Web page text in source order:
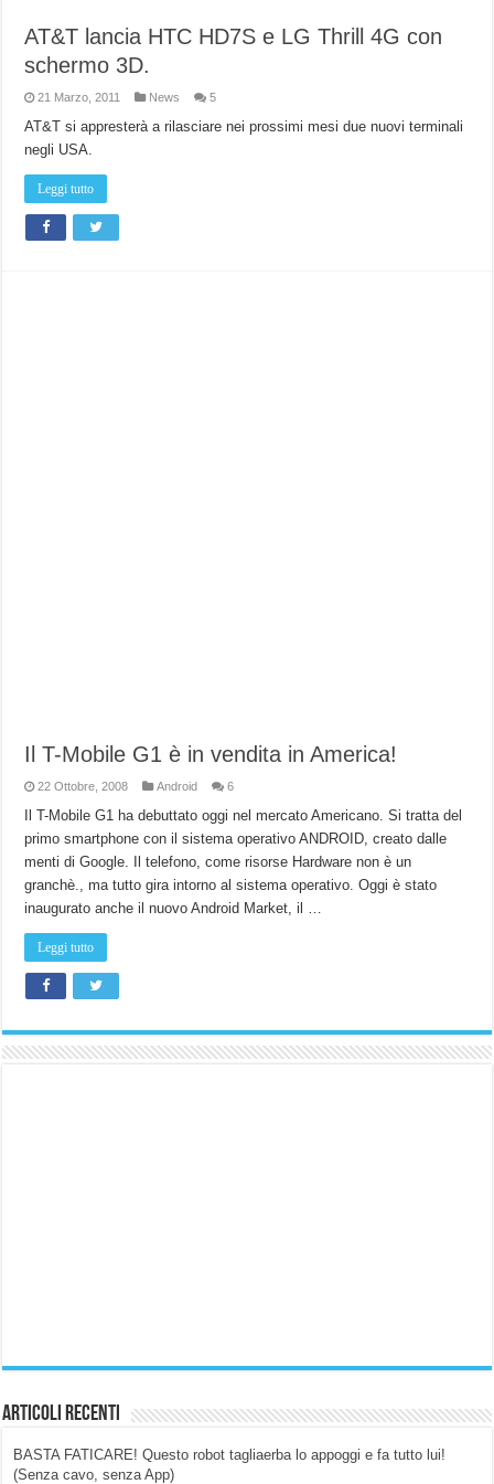
AT&T lancia HTC HD7S e LG Thrill 4G con
schermo 3D.
21 Marzo, 2011 News 5
AT&T si appresterà a rilasciare nei prossimi mesi due nuovi terminali
negli USA.
Leggi tutto
Il T-Mobile G1 è in vendita in America!
22 Ottobre, 2008 Android 6
Il T-Mobile G1 ha debuttato oggi nel mercato Americano. Si tratta del
primo smartphone con il sistema operativo ANDROID, creato dalle
menti di Google. Il telefono, come risorse Hardware non è un
granchè., ma tutto gira intorno al sistema operativo. Oggi è stato
inaugurato anche il nuovo Android Market, il …
Leggi tutto
Articoli Recenti
BASTA FATICARE! Questo robot tagliaerba lo appoggi e fa tutto lui!
(Senza cavo, senza App)